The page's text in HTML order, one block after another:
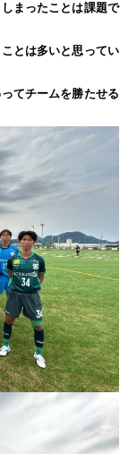
まったことは課題で
とは多いと思ってい
てチームを勝たせる